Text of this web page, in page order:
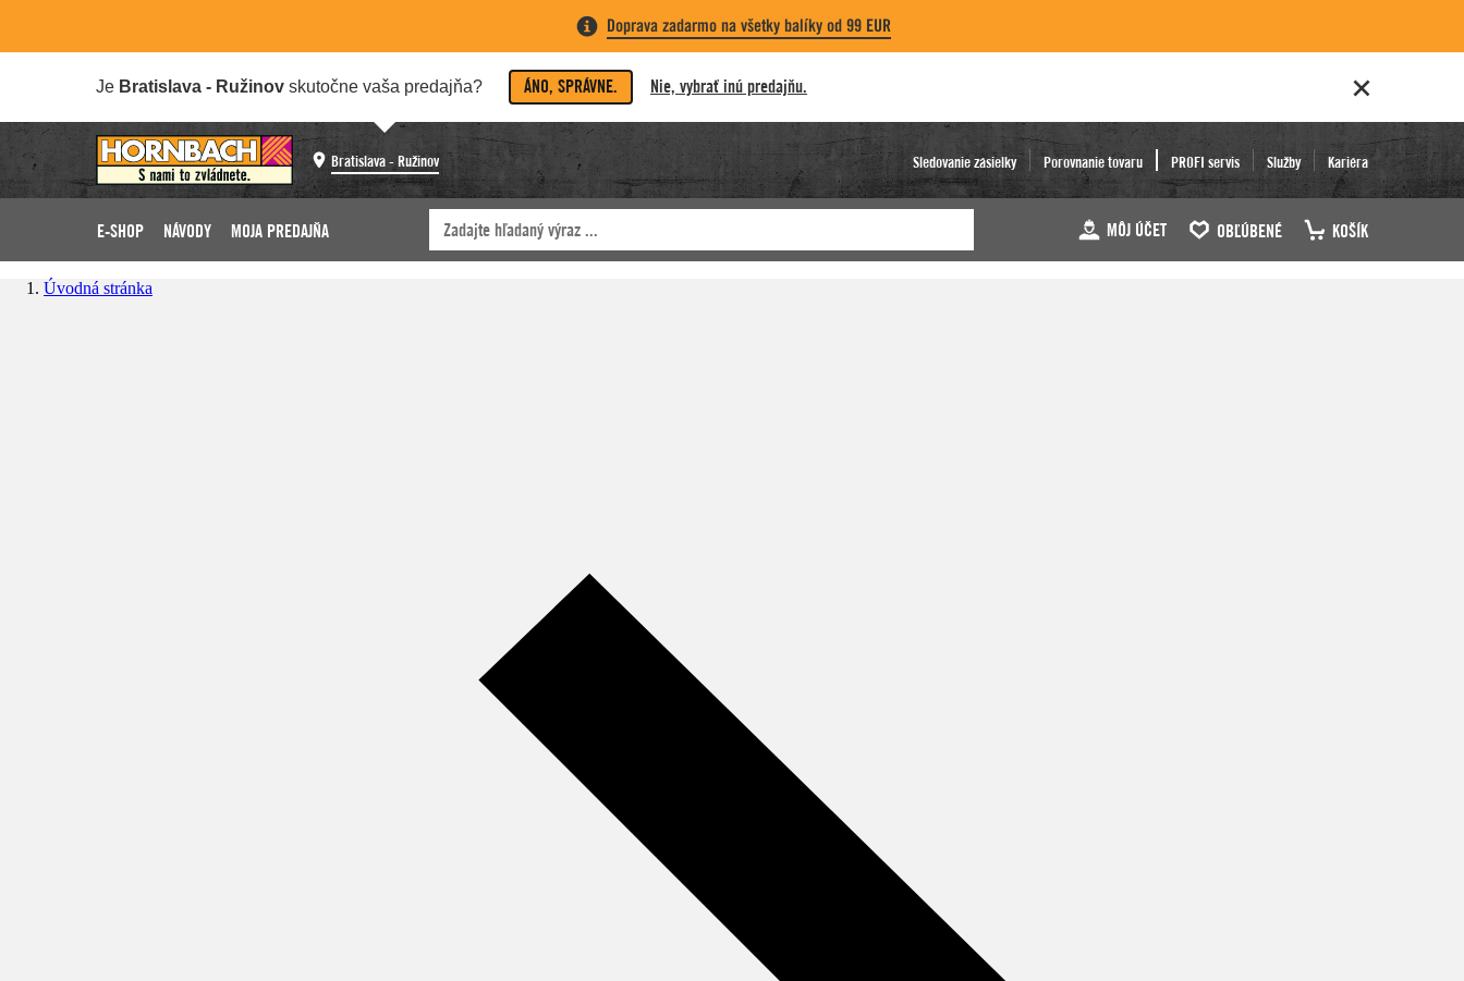
Doprava zadarmo na všetky balíky od 99 EUR
Je Bratislava - Ružinov skutočne vaša predajňa? ÁNO, SPRÁVNE. Nie, vybrať inú predajňu.
Bratislava - Ružinov Sledovanie zásielky Porovnanie tovaru PROFI servis Služby Kariéra
E-SHOP NÁVODY MOJA PREDAJŇA MÔJ ÚČET OBĽÚBENÉ KOŠÍK
Úvodná stránka